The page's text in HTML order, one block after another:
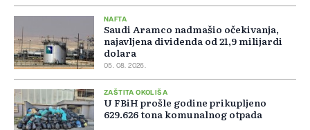
NAFTA
Saudi Aramco nadmašio očekivanja,
najavljena dividenda od 21,9 milijardi
dolara
05. 08. 2026.
ZAŠTITA OKOLIŠA
U FBiH prošle godine prikupljeno
629.626 tona komunalnog otpada